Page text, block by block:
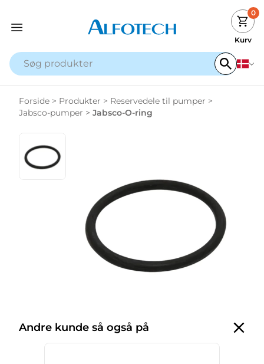
0
Kurv
Forside > Produkter > Reservedele til pumper >
Jabsco-pumper > Jabsco-O-ring
Andre kunde så også på